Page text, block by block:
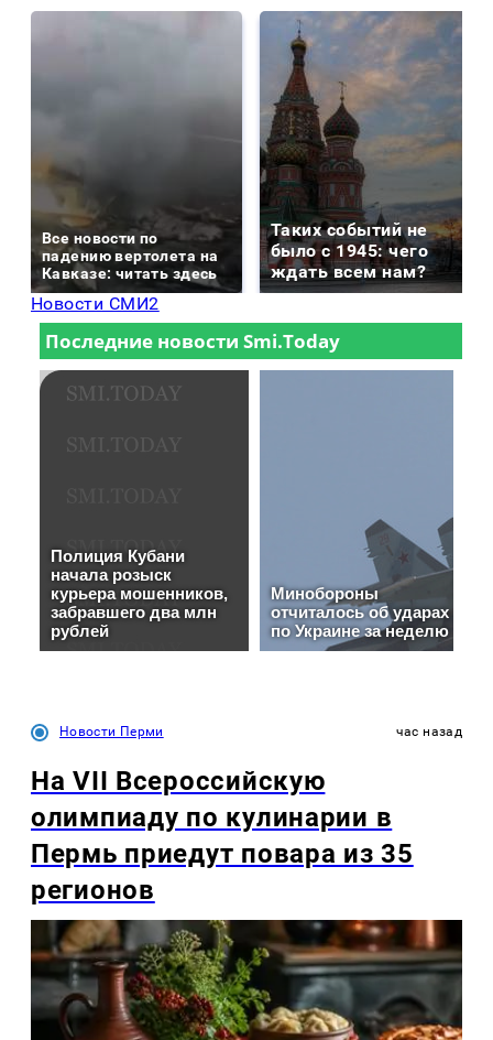
Все новости по
падению вертолета на
Кавказе: читать здесь
Таких событий не
было с 1945: чего
ждать всем нам?
Новости СМИ2
Новости Перми час назад
На VII Всероссийскую
олимпиаду по кулинарии в
Пермь приедут повара из 35
регионов